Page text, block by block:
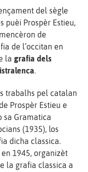
del sègle
puèi Prospèr Estieu,
de
de l’occitan en
la grafia dels
.
trabalhs pel catalan
Prospèr Estieu e
sa Gramatica
(1935), los
dicha classica.
en 1945, organizèt
la grafia classica a